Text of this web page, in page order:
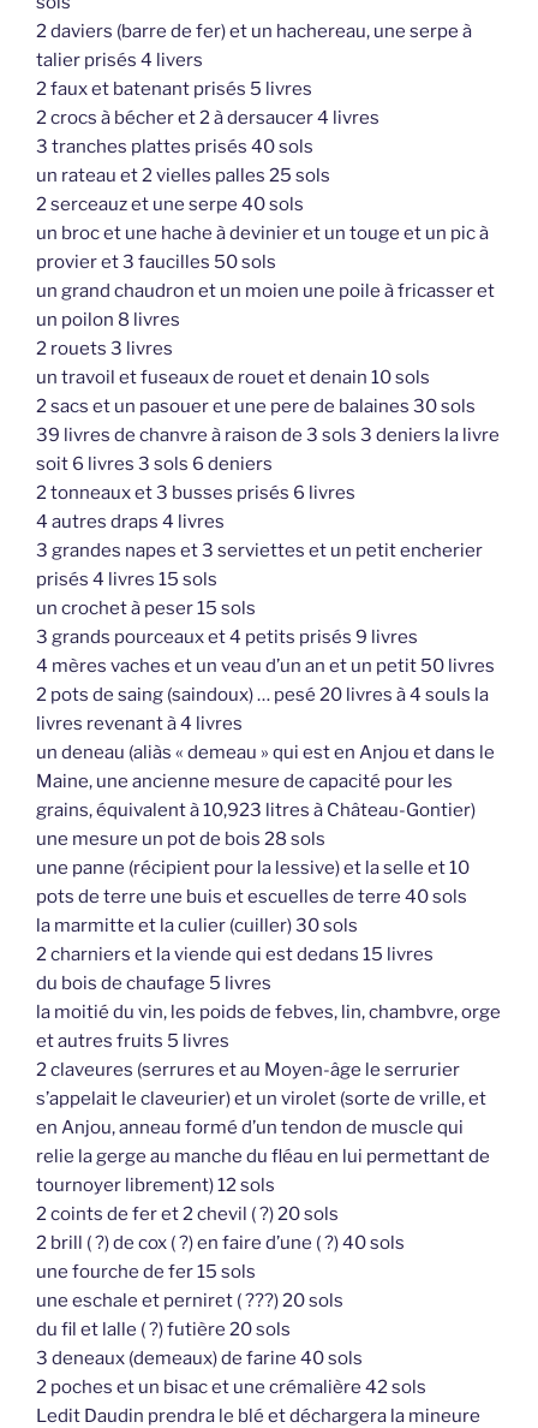
2 daviers (barre de fer) et un hachereau, une serpe à
talier prisés 4 livers
2 faux et batenant prisés 5 livres
2 crocs à bécher et 2 à dersaucer 4 livres
3 tranches plattes prisés 40 sols
un rateau et 2 vielles palles 25 sols
2 serceauz et une serpe 40 sols
un broc et une hache à devinier et un touge et un pic à
provier et 3 faucilles 50 sols
un grand chaudron et un moien une poile à fricasser et
un poilon 8 livres
2 rouets 3 livres
un travoil et fuseaux de rouet et denain 10 sols
2 sacs et un pasouer et une pere de balaines 30 sols
39 livres de chanvre à raison de 3 sols 3 deniers la livre
soit 6 livres 3 sols 6 deniers
2 tonneaux et 3 busses prisés 6 livres
4 autres draps 4 livres
3 grandes napes et 3 serviettes et un petit encherier
prisés 4 livres 15 sols
un crochet à peser 15 sols
3 grands pourceaux et 4 petits prisés 9 livres
4 mères vaches et un veau d’un an et un petit 50 livres
2 pots de saing (saindoux) … pesé 20 livres à 4 souls la
livres revenant à 4 livres
un deneau (aliàs « demeau » qui est en Anjou et dans le
Maine, une ancienne mesure de capacité pour les
grains, équivalent à 10,923 litres à Château-Gontier)
une mesure un pot de bois 28 sols
une panne (récipient pour la lessive) et la selle et 10
pots de terre une buis et escuelles de terre 40 sols
la marmitte et la culier (cuiller) 30 sols
2 charniers et la viende qui est dedans 15 livres
du bois de chaufage 5 livres
la moitié du vin, les poids de febves, lin, chambvre, orge
et autres fruits 5 livres
2 claveures (serrures et au Moyen-âge le serrurier
s’appelait le claveurier) et un virolet (sorte de vrille, et
en Anjou, anneau formé d’un tendon de muscle qui
relie la gerge au manche du fléau en lui permettant de
tournoyer librement) 12 sols
2 coints de fer et 2 chevil ( ?) 20 sols
2 brill ( ?) de cox ( ?) en faire d’une ( ?) 40 sols
une fourche de fer 15 sols
une eschale et perniret ( ???) 20 sols
du fil et lalle ( ?) futière 20 sols
3 deneaux (demeaux) de farine 40 sols
2 poches et un bisac et une crémalière 42 sols
Ledit Daudin prendra le blé et déchargera la mineure